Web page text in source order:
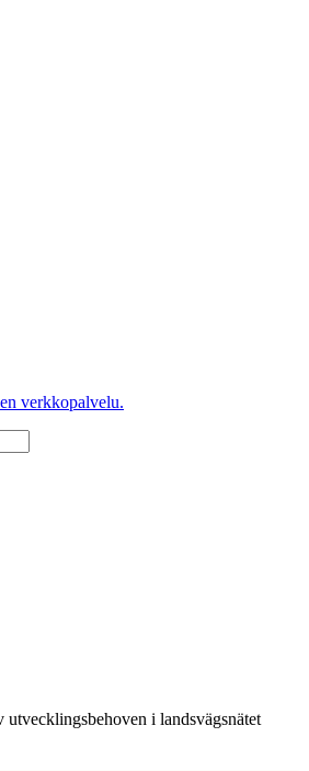
verkkopalvelu.
utvecklingsbehoven i landsvägsnätet